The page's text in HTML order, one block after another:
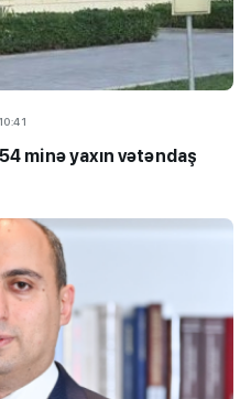
minə yaxın vətəndaş